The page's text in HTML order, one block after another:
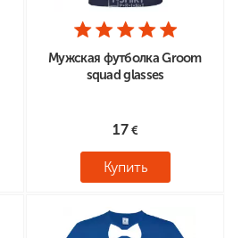
Мужская футболка Groom
squad glasses
17
Купить